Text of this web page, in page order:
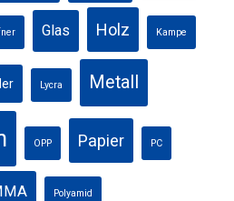
Glas Holz Kampe
Lycra Metall
OPP Papier PC
Polyamid